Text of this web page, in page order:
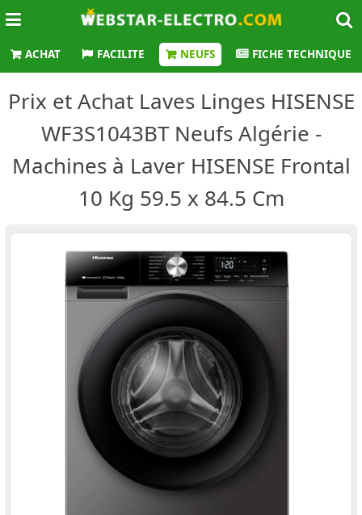
ACHAT FACILITE NEUFS FICHE TECHNIQUE
Prix et Achat Laves Linges HISENSE
WF3S1043BT Neufs Algérie -
Machines à Laver HISENSE Frontal
10 Kg 59.5 x 84.5 Cm